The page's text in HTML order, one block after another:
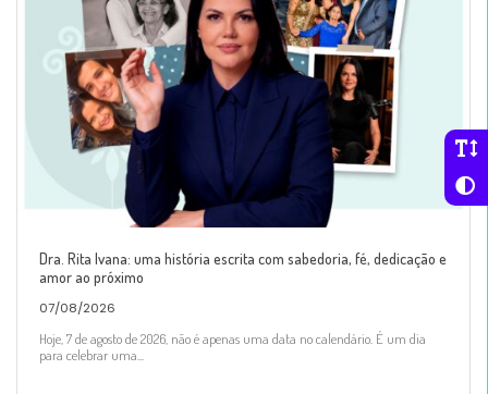
Dra. Rita Ivana: uma história escrita com sabedoria, fé, dedicação e
amor ao próximo
07/08/2026
Hoje, 7 de agosto de 2026, não é apenas uma data no calendário. É um dia
para celebrar uma...